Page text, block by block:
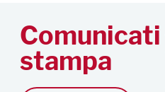
Comunicati
stampa